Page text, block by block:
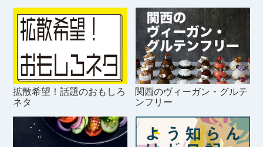
拡散希望！話題のおもしろ
ネタ
関西のヴィーガン・グルテ
ンフリー